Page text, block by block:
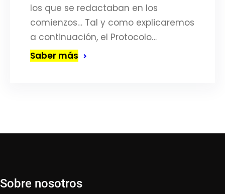
los que se redactaban en los
comienzos… Tal y como explicaremos
a continuación, el Protocolo…
Saber más
Sobre nosotros